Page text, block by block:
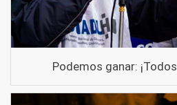
Podemos ganar: